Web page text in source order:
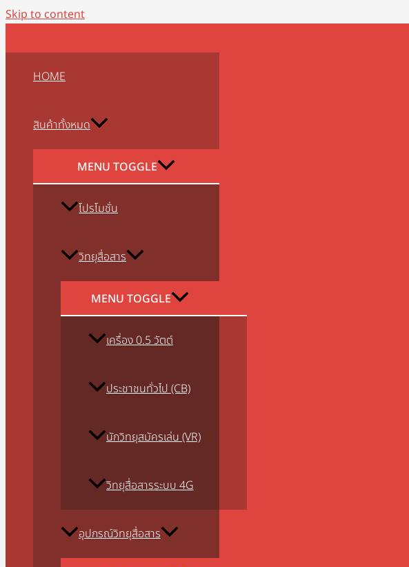
Skip to content
HOME
สินค้าทั้งหมด
MENU TOGGLE
โปรโมชั่น
วิทยุสื่อสาร
MENU TOGGLE
เครื่อง 0.5 วัตต์
ประชาชนทั่วไป (CB)
นักวิทยุสมัครเล่น (VR)
วิทยุสื่อสารระบบ 4G
อุปกรณ์วิทยุสื่อสาร